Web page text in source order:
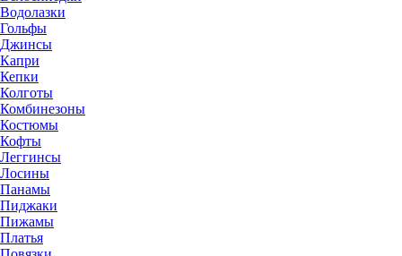
Водолазки
Гольфы
Джинсы
Капри
Кепки
Колготы
Комбинезоны
Костюмы
Кофты
Леггинсы
Лосины
Панамы
Пиджаки
Пижамы
Платья